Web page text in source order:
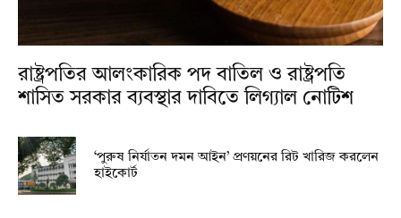
রাষ্ট্রপতির আলংকারিক পদ বাতিল ও রাষ্ট্রপতি
শাসিত সরকার ব্যবস্থার দাবিতে লিগ্যাল নোটিশ
‘পুরুষ নির্যাতন দমন আইন’ প্রণয়নের রিট খারিজ করলেন
হাইকোর্ট